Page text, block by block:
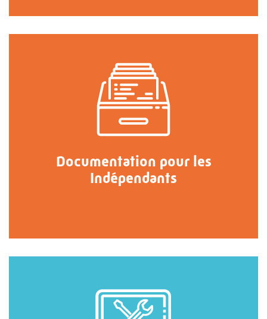
Documentation pour les
Indépendants